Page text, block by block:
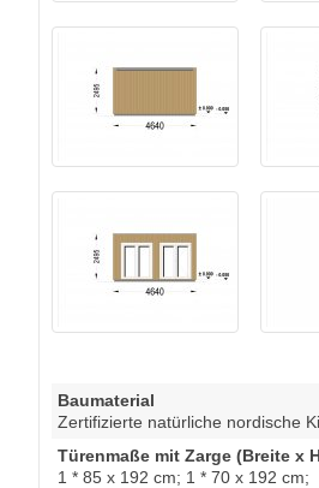
Baumaterial
Zertifizierte natürliche nordische
Türenmaße mit Zarge (Breite x
1 * 85 x 192 cm; 1 * 70 x 192 cm;